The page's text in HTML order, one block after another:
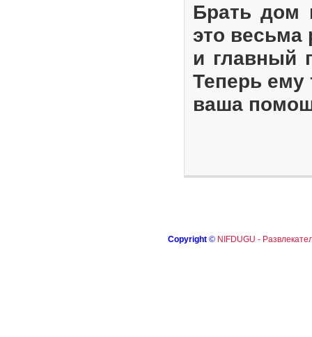
Брать дом
это весьма
и главный
Теперь ему
ваша
Copyright © NIFDUGU -